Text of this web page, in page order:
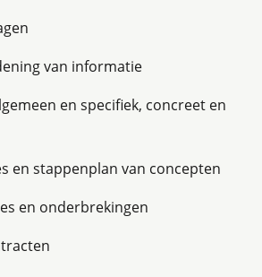
van informatie
en specifiek, concreet en
en stappenplan van concepten
en onderbrekingen